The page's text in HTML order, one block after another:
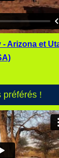
- Arizona et
préférés !